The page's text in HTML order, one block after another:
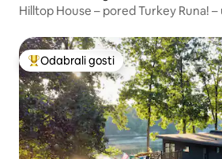
Hilltop House – pored Turkey Runa! –
Među najviše rangiranima s
Odabrali gosti